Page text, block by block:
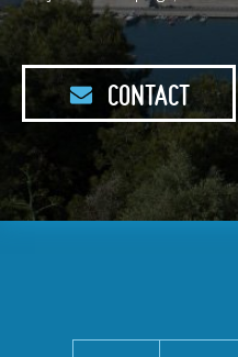
CONTACT